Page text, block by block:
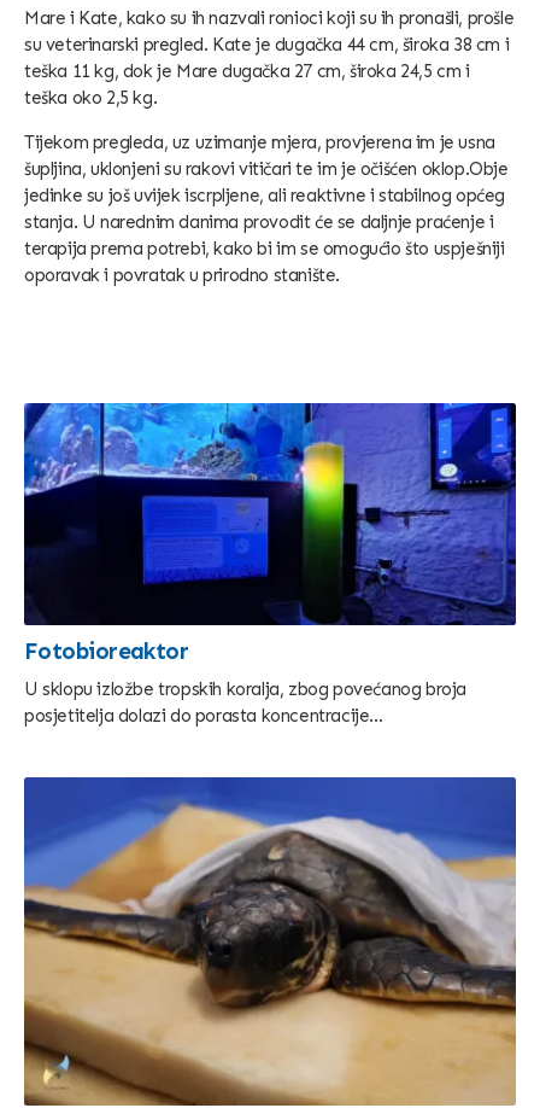
Mare i Kate, kako su ih nazvali ronioci koji su ih pronašli, prošle
su veterinarski pregled. Kate je dugačka 44 cm, široka 38 cm i
teška 11 kg, dok je Mare dugačka 27 cm, široka 24,5 cm i
teška oko 2,5 kg.
Tijekom pregleda, uz uzimanje mjera, provjerena im je usna
šupljina, uklonjeni su rakovi vitičari te im je očišćen oklop.Obje
jedinke su još uvijek iscrpljene, ali reaktivne i stabilnog općeg
stanja. U narednim danima provodit će se daljnje praćenje i
terapija prema potrebi, kako bi im se omogućio što uspješniji
oporavak i povratak u prirodno stanište.
Fotobioreaktor
U sklopu izložbe tropskih koralja, zbog povećanog broja
posjetitelja dolazi do porasta koncentracije...